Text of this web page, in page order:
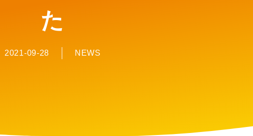
た
2021-09-28 NEWS